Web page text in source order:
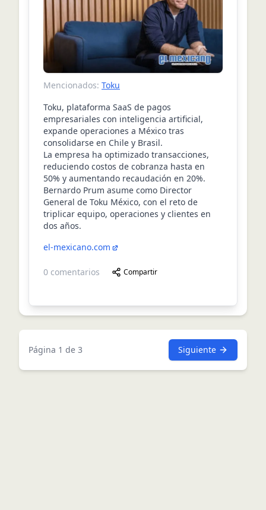
Mencionados: Toku
Toku, plataforma SaaS de pagos
empresariales con inteligencia artificial,
expande operaciones a México tras
consolidarse en Chile y Brasil.
La empresa ha optimizado transacciones,
reduciendo costos de cobranza hasta en
50% y aumentando recaudación en 20%.
Bernardo Prum asume como Director
General de Toku México, con el reto de
triplicar equipo, operaciones y clientes en
dos años.
el-mexicano.com
0 comentarios Compartir
Página 1 de 3 Siguiente